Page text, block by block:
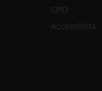
SPID
Accessibilità